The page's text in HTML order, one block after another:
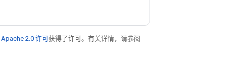
Apache 2.0 许可获得了许可。有关详情，请参阅